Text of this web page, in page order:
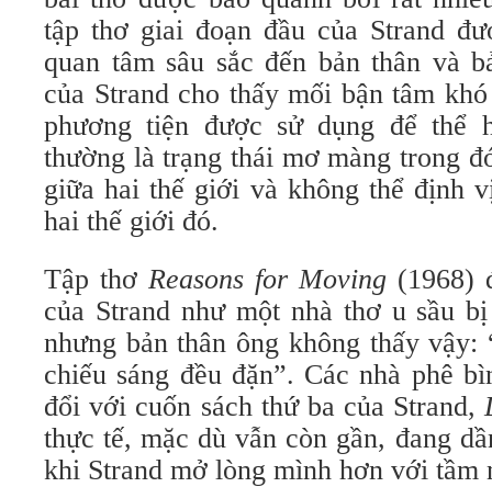
tập thơ giai đoạn đầu của Strand
quan tâm sâu sắc đến bản thân và
của Strand cho thấy mối bận tâm
phương tiện được sử dụng để thể
thường là trạng thái mơ màng trong
giữa hai thế giới và không thể định
hai thế giới đó.
Tập thơ Reasons for Moving (1968)
của Strand như một nhà thơ u sầu
nhưng bản thân ông không thấy
chiếu sáng đều đặn”. Các nhà phê
đổi với cuốn sách thứ ba của Strand,
thực tế, mặc dù vẫn còn gần, đang
khi Strand mở lòng mình hơn với tầm